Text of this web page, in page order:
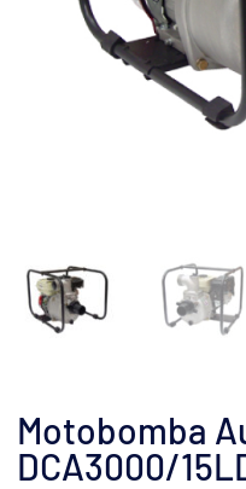
Motobomba
DCA3000/